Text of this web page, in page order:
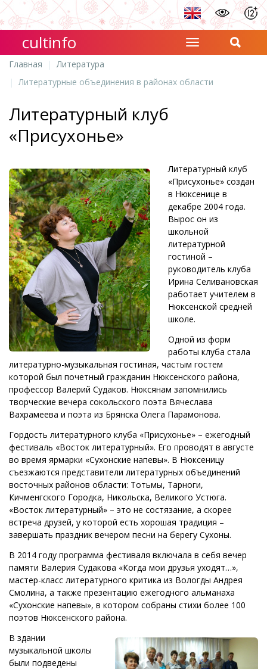
cultinfo
Главная
Литература
Литературные объединения в районах области
Литературный клуб
«Присухонье»
Литературный клуб
«Присухонье» создан
в Нюксенице в
декабре 2004 года.
Вырос он из
школьной
литературной
гостиной –
руководитель клуба
Ирина Селивановская
работает учителем в
Нюксенской средней
школе.
Одной из форм
работы клуба стала
литературно-музыкальная гостиная, частым гостем
которой был почетный гражданин Нюксенского района,
профессор Валерий Судаков. Нюксянам запомнились
творческие вечера сокольского поэта Вячеслава
Вахрамеева и поэта из Брянска Олега Парамонова.
Гордость литературного клуба «Присухонье» – ежегодный
фестиваль «Восток литературный». Его проводят в августе
во время ярмарки «Сухонские напевы». В Нюксеницу
съезжаются представители литературных объединений
восточных районов области: Тотьмы, Тарноги,
Кичменгского Городка, Никольска, Великого Устюга.
«Восток литературный» – это не состязание, а скорее
встреча друзей, у которой есть хорошая традиция –
завершать праздник вечером песни на берегу Сухоны.
В 2014 году программа фестиваля включала в себя вечер
памяти Валерия Судакова «Когда мои друзья уходят…»,
мастер-класс литературного критика из Вологды Андрея
Смолина, а также презентацию ежегодного альманаха
«Сухонские напевы», в котором собраны стихи более 100
поэтов Нюксенского района.
В здании
музыкальной школы
были подведены